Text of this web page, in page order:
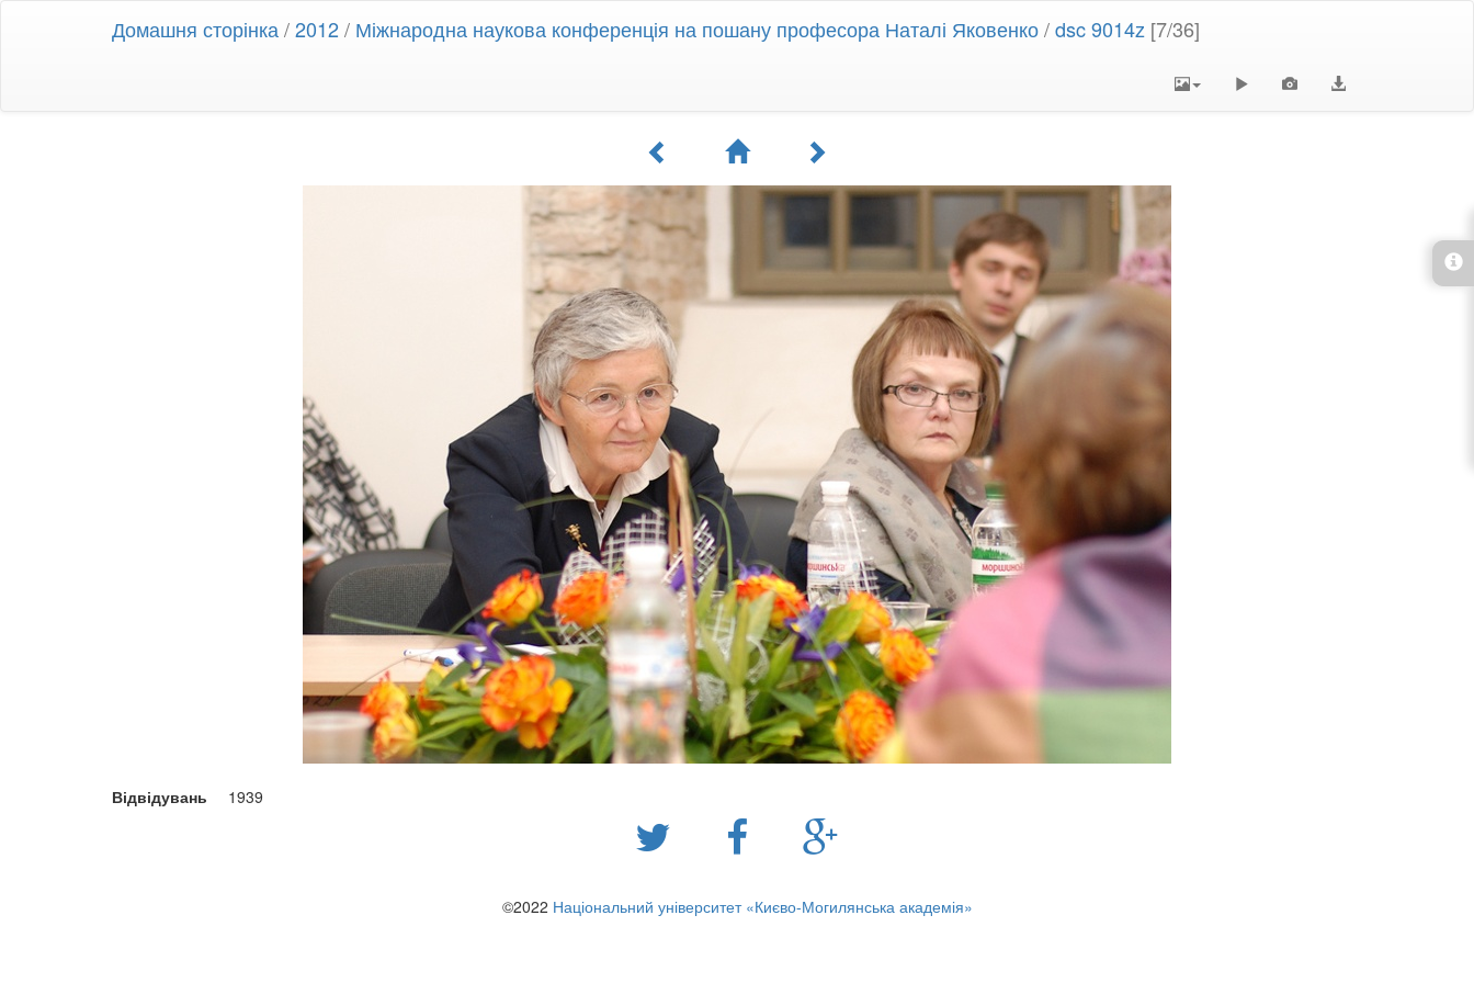
Домашня сторінка /2012/ Міжнародна наукова конференція на пошану професора Наталі Яковенко/dsc 9014z [7/36]
Відвідувань 1939
©2022 Національний університет «Києво-Могилянська академія»